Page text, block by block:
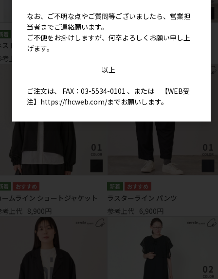
ト ワンピース
上代
ームライン ショートジャケット
考上代 8,900円
ラスターライン パンツ
参考上代 6,900円
なお、ご不明な点やご質問等ございましたら、営業担
当者までご連絡願います。
ご不便をお掛けしますが、何卒よろしくお願い申し上
げます。
以上
ご注文は、 FAX：03-5534-0101 、または 【WEB受
注】 https://fhcweb.com/までお願いします。